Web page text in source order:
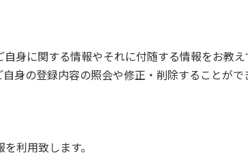
身に関する情報やそれに付随する情報をお教
身の登録内容の照会や修正・削除することがで
利用致します。